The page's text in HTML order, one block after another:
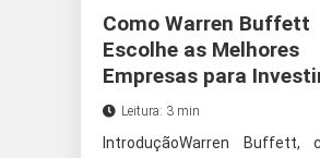
Como Warren Buffett
Escolhe as Melhores
Empresas para
Leitura: 3 min
IntroduçãoWarren Buffett,